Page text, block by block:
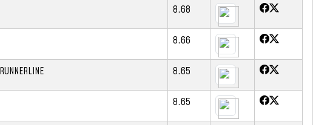
8.68
8.66
8.65
8.65